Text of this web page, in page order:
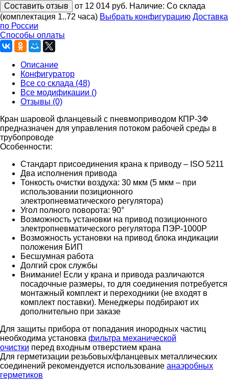
Составить отзыв
от 12 014 руб. Наличие: Со склада
(комплектация 1..72 часа) Выбрать конфигурацию Доставка
по России
Способы оплаты
Описание
Конфигуратор
Все со склада (48)
Все модификации ()
Отзывы (0)
Кран шаровой фланцевый с пневмоприводом КПР-3Ф
предназначен для управления потоком рабочей среды в
трубопроводе
Особенности:
Стандарт присоединения крана к приводу – ISO 5211
Два исполнения привода
Тонкость очистки воздуха: 30 мкм (5 мкм – при
использовании позиционного
электропневматического регулятора)
Угол полного поворота: 90°
Возможность установки на привод позиционного
электропневматического регулятора ПЭР-1000Р
Возможность установки на привод блока индикации
положения БИП
Бесшумная работа
Долгий срок службы
Внимание! Если у крана и привода различаются
посадочные размеры, то для соединения потребуется
монтажный комплект и переходники (не входят в
комплект поставки). Менеджеры подбирают их
дополнительно при заказе
Для защиты прибора от попадания инородных частиц
необходима установка фильтра механической
очистки перед входным отверстием крана
Для герметизации резьбовых/фланцевых металлических
соединений рекомендуется использование анаэробных
герметиков